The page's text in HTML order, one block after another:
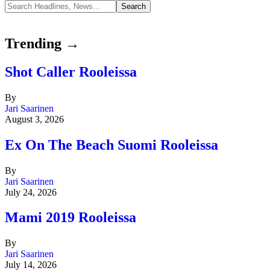
Trending →
Shot Caller Rooleissa
By
Jari Saarinen
August 3, 2026
Ex On The Beach Suomi Rooleissa
By
Jari Saarinen
July 24, 2026
Mami 2019 Rooleissa
By
Jari Saarinen
July 14, 2026